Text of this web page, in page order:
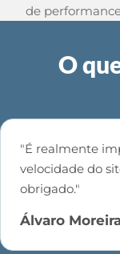
de
O
"É realmente
velocidade do
obrigado."
Álvaro